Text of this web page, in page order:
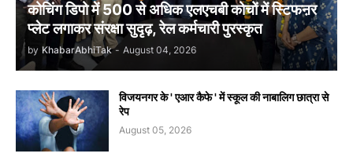
कोचिंग डिपो में 500 से अधिक एलएचबी कोचों में स्टिफऩर
प्लेट लगाकर संरक्षा सुदृढ़, रेल कर्मचारी पुरस्कृत
by KhabarAbhiTak - August 04, 2026
विजयनगर के ' एआर कैफे ' में स्कूल की नाबालिग छात्रा से
रेप
August 05, 2026